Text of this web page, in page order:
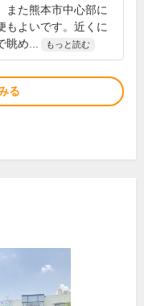
また熊本市中心部に
もよいです。近くに
め...
もっと読む
る